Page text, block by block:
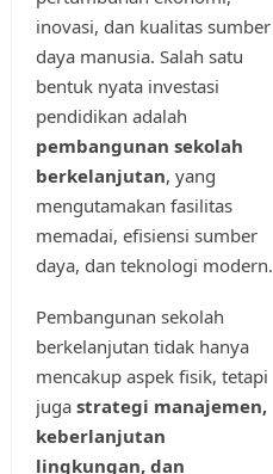
inovasi, dan kualitas sumber
daya manusia. Salah satu
bentuk nyata investasi
pendidikan adalah
pembangunan sekolah
berkelanjutan, yang
mengutamakan fasilitas
memadai, efisiensi sumber
daya, dan teknologi modern.
Pembangunan sekolah
berkelanjutan tidak hanya
mencakup aspek fisik, tetapi
juga strategi manajemen,
keberlanjutan
lingkungan, dan